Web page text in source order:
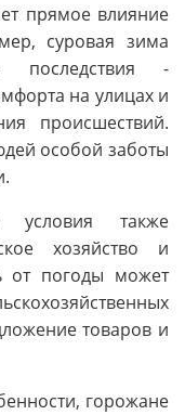
прямое влияние
суровая зима
последствия -
на улицах и
происшествий.
особой заботы
условия также
хозяйство и
от погоды может
товаров и
горожане